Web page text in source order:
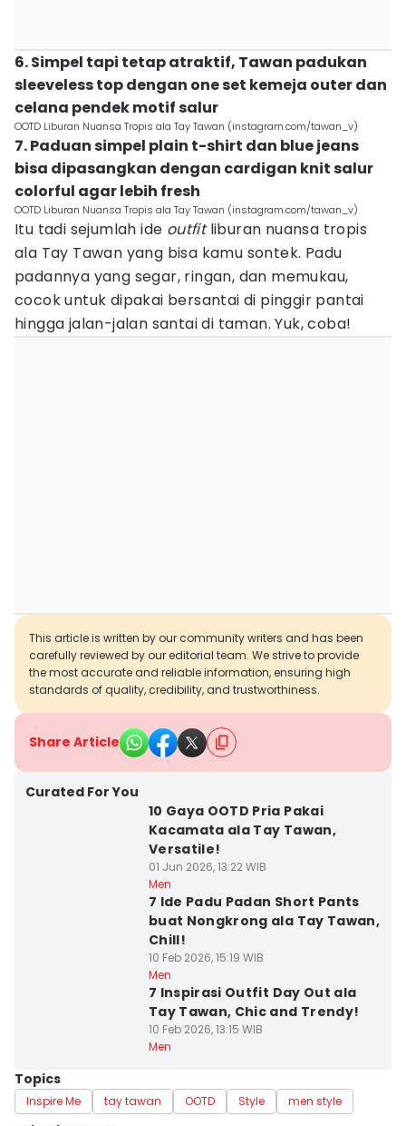
6. Simpel tapi tetap atraktif, Tawan padukan
sleeveless top dengan one set kemeja outer dan
celana pendek motif salur
OOTD Liburan Nuansa Tropis ala Tay Tawan (instagram.com/tawan_v)
7. Paduan simpel plain t-shirt dan blue jeans
bisa dipasangkan dengan cardigan knit salur
colorful agar lebih fresh
OOTD Liburan Nuansa Tropis ala Tay Tawan (instagram.com/tawan_v)
Itu tadi sejumlah ide outfitliburan nuansa tropis
ala Tay Tawan yang bisa kamu sontek. Padu
padannya yang segar, ringan, dan memukau,
cocok untuk dipakai bersantai di pinggir pantai
hingga jalan-jalan santai di taman. Yuk, coba!
This article is written by our community writers and has been
carefully reviewed by our editorial team. We strive to provide
the most accurate and reliable information, ensuring high
standards of quality, credibility, and trustworthiness.
Share Article
Curated For You
10 Gaya OOTD Pria Pakai
Kacamata ala Tay Tawan,
Versatile!
01 Jun 2026, 13:22 WIB
Men
7 Ide Padu Padan Short Pants
buat Nongkrong ala Tay Tawan,
Chill!
10 Feb 2026, 15:19 WIB
Men
7 Inspirasi Outfit Day Out ala
Tay Tawan, Chic and Trendy!
10 Feb 2026, 13:15 WIB
Men
Topics
Inspire Me tay tawan OOTD Style men style